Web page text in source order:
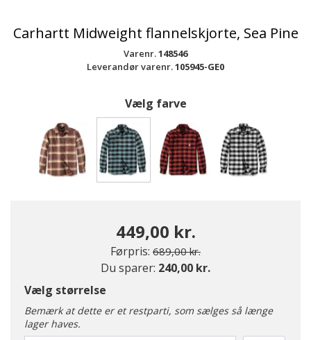
Carhartt Midweight flannelskjorte, Sea Pine
Varenr.148546
Leverandør varenr.105945-GE0
Vælg farve
449,00 kr.
Førpris: Pris nedsat fra
689,00 kr.til
Du sparer: 240,00 kr.
Vælg størrelse
Bemærk at dette er et restparti, som sælges så længe
lager haves.